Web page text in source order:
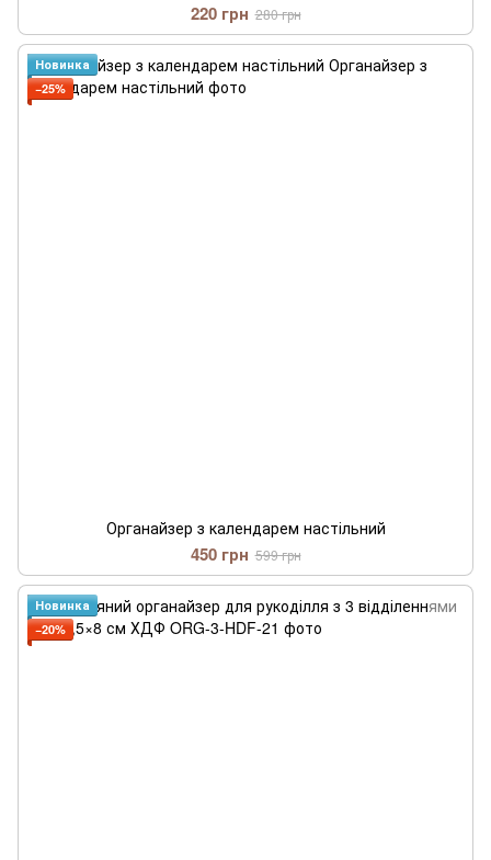
220 грн 280 грн
Новинка
−25%
Органайзер з календарем настільний
450 грн 599 грн
Новинка
−20%